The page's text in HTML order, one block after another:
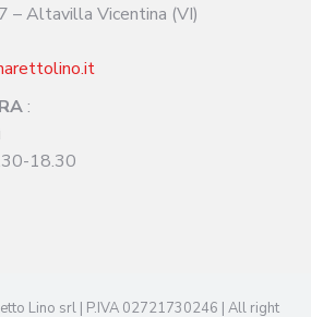
– Altavilla Vicentina (VI)
:
18.30
Lino srl | P.IVA 02721730246 | All right